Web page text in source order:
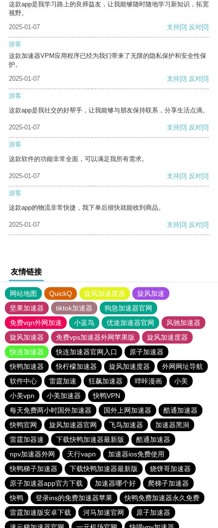
这款app是我学习路上的良师益友，让我能够随时随地学习新知识，拓宽
视野。
2025-01-07
支持[0] 反对[0]
游客
这款加速器VPM应用程序已经为我们带来了无限的隐私保护和安全性保
护。
2025-01-07
支持[0] 反对[0]
游客
这款app是我社交的好帮手，让我能够与朋友保持联系，分享生活点滴。
2025-01-07 支持[0] 反对[0]
游客
这款软件的功能非常全面，可以满足我所有需求。
2025-01-07 支持[0] 反对[0]
游客
这款app的物流非常快捷，我下单后很快就能收到商品。
2025-01-07 支持[0] 反对[0]
友情链接
网站地图 QuickQ 旋风加速度器
旋风加速
坚果加速器
tiktok加速器
狗急加速器官网
免费vqn外网加速
小蓝鸟 优途加速器官网
风驰加速器
旋风加速器
免费vps加速器外网苹果版
旋风加速度器
快连加速器
快连加速器官网入口
原子加速器
快鸭加速器
快柠檬加速器 旋风加速度器
外网网址导航
软件中心
雷霆加速 狂飙加速器 哔咔漫画
小美
小美vpn
小美加速器
快鸭VPN
每天免费两小时国外加速器
国外上网加速器
酷通加速器
快鸭官网
旋风加速器官网 飞鸟加速器
加速器黑洞
雷霆加器速
下载快鸭加速器最新版
酷通加速器
npv加速器外网
天行vapn
加速器ios免费使用
快鸭梯子加速器
下载快鸭加速器最新版
烧饼哥加速器
原子加速器app官方下载
加速器哪个好
爬梯子加速器
快鸭
登录ins的免费加速器苹果
快鸭免费加速器永久免费
雷霆加速版安卓下载
河马加速官网
原子加速器